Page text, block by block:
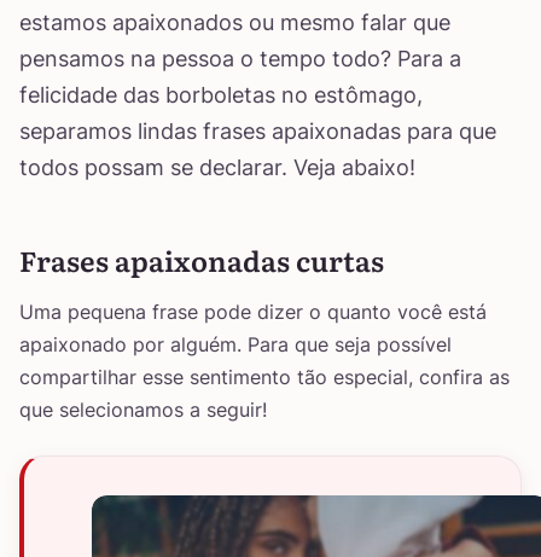
estamos apaixonados ou mesmo falar que
pensamos na pessoa o tempo todo? Para a
felicidade das borboletas no estômago,
separamos lindas frases apaixonadas para que
todos possam se declarar. Veja abaixo!
Frases apaixonadas curtas
Uma pequena frase pode dizer o quanto você está
apaixonado por alguém. Para que seja possível
compartilhar esse sentimento tão especial, confira as
que selecionamos a seguir!